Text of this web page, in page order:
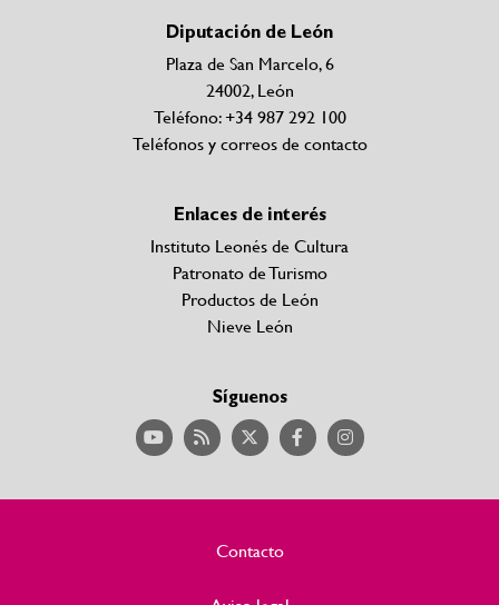
Diputación de León
Plaza de San Marcelo, 6
24002, León
Teléfono: +34 987 292 100
Teléfonos y correos de contacto
Enlaces de interés
Instituto Leonés de Cultura
Patronato de Turismo
Productos de León
Nieve León
Síguenos
Contacto